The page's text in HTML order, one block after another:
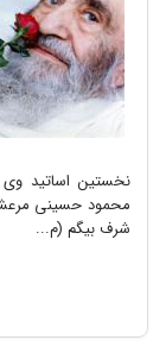
شرف بیگم (م...